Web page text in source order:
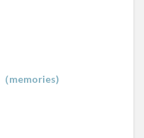
memories)